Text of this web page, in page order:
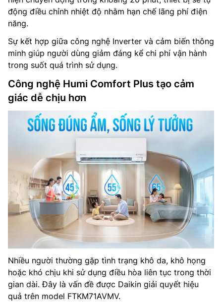
động điều chỉnh nhiệt độ nhằm hạn chế lãng phí điện
năng.
Sự kết hợp giữa công nghệ Inverter và cảm biến thông
minh giúp người dùng giảm đáng kể chi phí vận hành
trong suốt quá trình sử dụng.
Công nghệ Humi Comfort Plus tạo cảm
giác dễ chịu hơn
Nhiều người thường gặp tình trạng khô da, khô họng
hoặc khó chịu khi sử dụng điều hòa liên tục trong thời
gian dài. Đây là vấn đề được Daikin giải quyết hiệu
quả trên model FTKM71AVMV.